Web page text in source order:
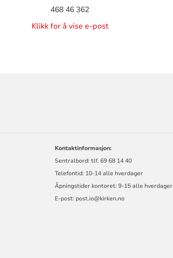
468 46 362
Klikk for å vise e-post
Kontaktinformasjon:
Sentralbord: tlf. 69 68 14 40
Telefontid: 10-14 alle hverdager
Åpningstider kontoret: 9-15 alle hverdager
E-post: post.io@kirken.no